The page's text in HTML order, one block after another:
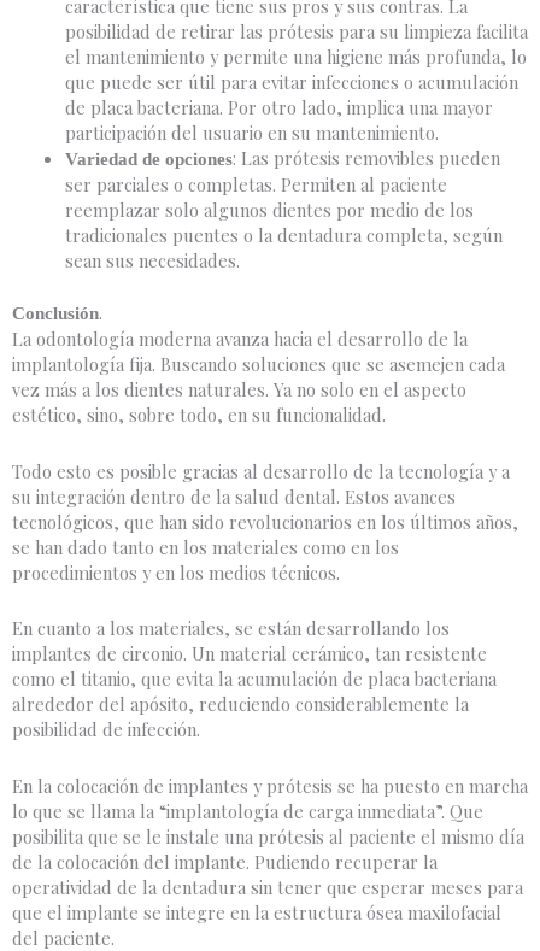
característica que tiene sus pros y sus contras. La
posibilidad de retirar las prótesis para su limpieza facilita
el mantenimiento y permite una higiene más profunda, lo
que puede ser útil para evitar infecciones o acumulación
de placa bacteriana. Por otro lado, implica una mayor
participación del usuario en su mantenimiento.
Variedad de opciones: Las prótesis removibles pueden
ser parciales o completas. Permiten al paciente
reemplazar solo algunos dientes por medio de los
tradicionales puentes o la dentadura completa, según
sean sus necesidades.
Conclusión.
La odontología moderna avanza hacia el desarrollo de la
implantología fija. Buscando soluciones que se asemejen cada
vez más a los dientes naturales. Ya no solo en el aspecto
estético, sino, sobre todo, en su funcionalidad.
Todo esto es posible gracias al desarrollo de la tecnología y a
su integración dentro de la salud dental. Estos avances
tecnológicos, que han sido revolucionarios en los últimos años,
se han dado tanto en los materiales como en los
procedimientos y en los medios técnicos.
En cuanto a los materiales, se están desarrollando los
implantes de circonio. Un material cerámico, tan resistente
como el titanio, que evita la acumulación de placa bacteriana
alrededor del apósito, reduciendo considerablemente la
posibilidad de infección.
En la colocación de implantes y prótesis se ha puesto en marcha
lo que se llama la “implantología de carga inmediata”. Que
posibilita que se le instale una prótesis al paciente el mismo día
de la colocación del implante. Pudiendo recuperar la
operatividad de la dentadura sin tener que esperar meses para
que el implante se integre en la estructura ósea maxilofacial
del paciente.